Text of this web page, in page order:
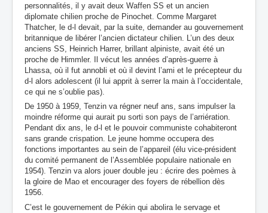
personnalités, il y avait deux Waffen SS et un ancien
diplomate chilien proche de Pinochet. Comme Margaret
Thatcher, le d-l devait, par la suite, demander au gouvernement
britannique de libérer l’ancien dictateur chilien. L’un des deux
anciens SS, Heinrich Harrer, brillant alpiniste, avait été un
proche de Himmler. Il vécut les années d’après-guerre à
Lhassa, où il fut annobli et où il devint l’ami et le précepteur du
d-l alors adolescent (il lui apprit à serrer la main à l’occidentale,
ce qui ne s’oublie pas).
De 1950 à 1959, Tenzin va régner neuf ans, sans impulser la
moindre réforme qui aurait pu sorti son pays de l’arriération.
Pendant dix ans, le d-l et le pouvoir communiste cohabiteront
sans grande crispation. Le jeune homme occupera des
fonctions importantes au sein de l’appareil (élu vice-président
du comité permanent de l’Assemblée populaire nationale en
1954). Tenzin va alors jouer double jeu : écrire des poèmes à
la gloire de Mao et encourager des foyers de rébellion dès
1956.
C’est le gouvernement de Pékin qui abolira le servage et